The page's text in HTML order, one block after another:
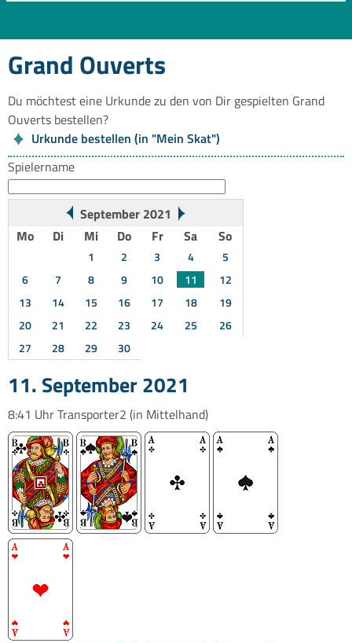
Grand Ouverts
Du möchtest eine Urkunde zu den von Dir gespielten Grand
Ouverts bestellen?
Urkunde bestellen (in "Mein Skat")
Spielername
September 2021
Mo
Di Mi Do Fr Sa So
1 2 3 4
5
6
7 8 9 10 11
12
13
14 15 16 17 18
19
20
21 22 23 24 25
26
27
28 29 30
11. September 2021
8:41 UhrTransporter2 (in Mittelhand)